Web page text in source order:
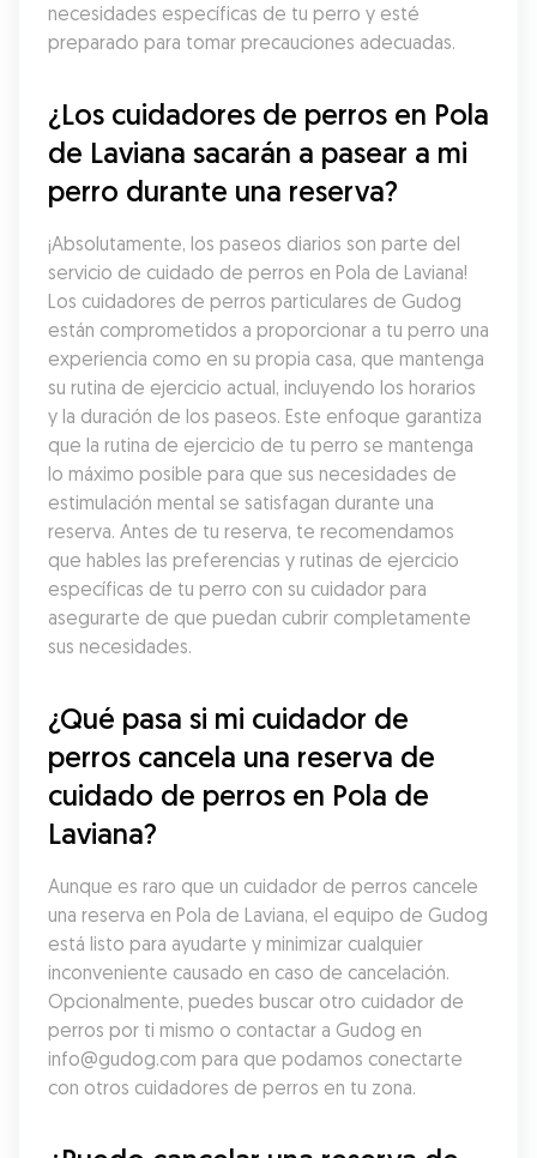
necesidades específicas de tu perro y esté
preparado para tomar precauciones adecuadas.
¿Los cuidadores de perros en Pola
de Laviana sacarán a pasear a mi
perro durante una reserva?
¡Absolutamente, los paseos diarios son parte del
servicio de cuidado de perros en Pola de Laviana!
Los cuidadores de perros particulares de Gudog
están comprometidos a proporcionar a tu perro una
experiencia como en su propia casa, que mantenga
su rutina de ejercicio actual, incluyendo los horarios
y la duración de los paseos. Este enfoque garantiza
que la rutina de ejercicio de tu perro se mantenga
lo máximo posible para que sus necesidades de
estimulación mental se satisfagan durante una
reserva. Antes de tu reserva, te recomendamos
que hables las preferencias y rutinas de ejercicio
específicas de tu perro con su cuidador para
asegurarte de que puedan cubrir completamente
sus necesidades.
¿Qué pasa si mi cuidador de
perros cancela una reserva de
cuidado de perros en Pola de
Laviana?
Aunque es raro que un cuidador de perros cancele
una reserva en Pola de Laviana, el equipo de Gudog
está listo para ayudarte y minimizar cualquier
inconveniente causado en caso de cancelación.
Opcionalmente, puedes buscar otro cuidador de
perros por ti mismo o contactar a Gudog en
info@gudog.com para que podamos conectarte
con otros cuidadores de perros en tu zona.